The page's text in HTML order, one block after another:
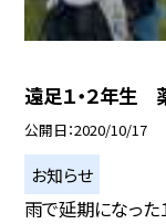
遠足１・２年生
公開日 2020/10/17
お知らせ
雨で延期になった